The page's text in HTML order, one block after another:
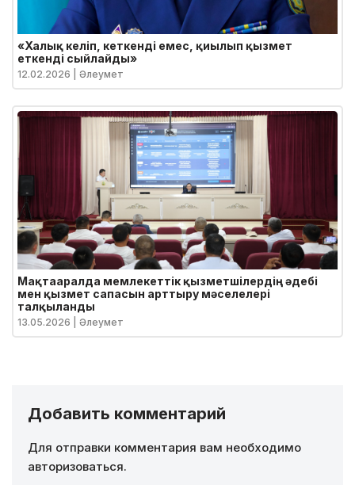
«Халық келіп, кеткенді емес, қиылып қызмет
еткенді сыйлайды»
12.02.2026 | Әлеумет
Мақтааралда мемлекеттік қызметшілердің әдебі
мен қызмет сапасын арттыру мәселелері
талқыланды
13.05.2026 | Әлеумет
Добавить комментарий
Для отправки комментария вам необходимо
авторизоваться.